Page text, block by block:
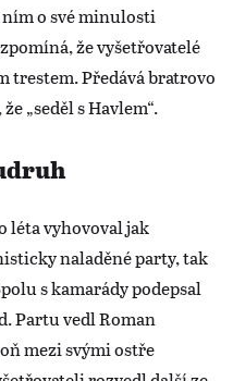
o své minulosti
že vyšetřovatelé
trestem. Předává bratrovo
„seděl s Havlem“.
léta vyhovoval jak
naladěné party, tak
s kamarády podepsal
Partu vedl Roman
mezi svými ostře